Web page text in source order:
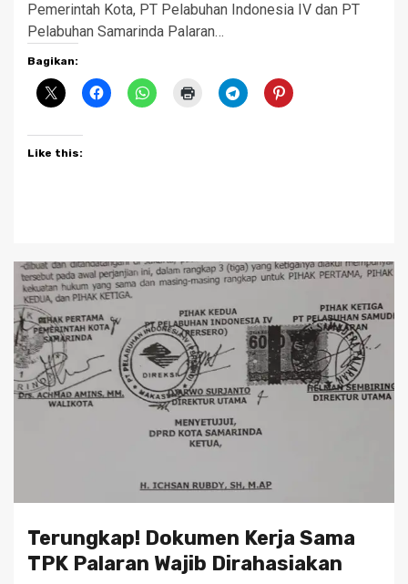
Pemerintah Kota, PT Pelabuhan Indonesia IV dan PT
Pelabuhan Samarinda Palaran…
Bagikan:
Like this:
Terungkap! Dokumen Kerja Sama
TPK Palaran Wajib Dirahasiakan